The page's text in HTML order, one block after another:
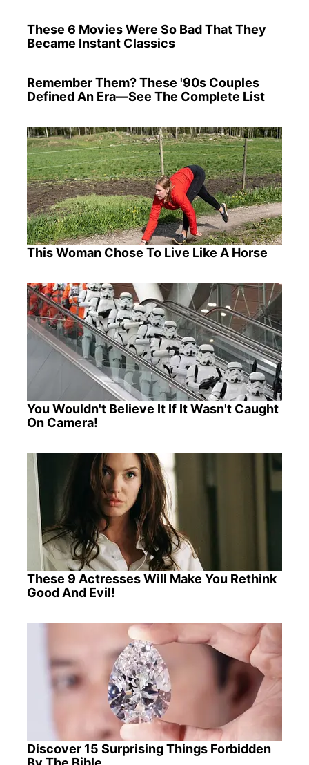
These 6 Movies Were So Bad That They
Became Instant Classics
Remember Them? These '90s Couples
Defined An Era—See The Complete List
This Woman Chose To Live Like A Horse
You Wouldn't Believe It If It Wasn't Caught
On Camera!
These 9 Actresses Will Make You Rethink
Good And Evil!
Discover 15 Surprising Things Forbidden